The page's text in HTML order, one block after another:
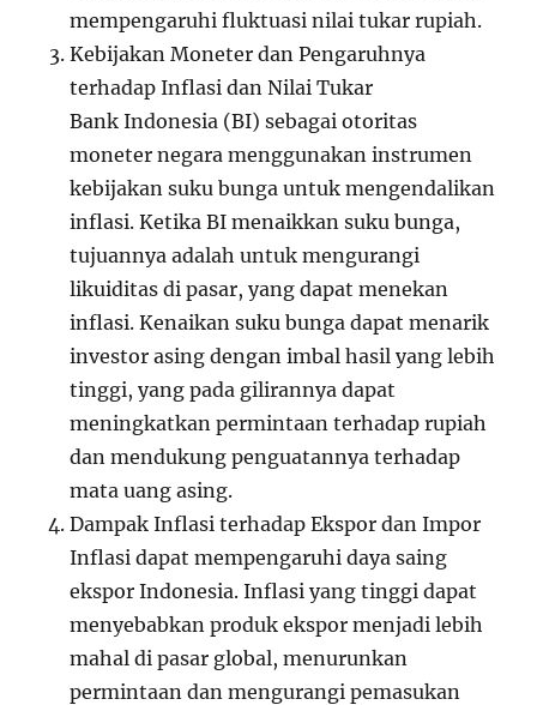
mempengaruhi fluktuasi nilai tukar rupiah.
Kebijakan Moneter dan Pengaruhnya
terhadap Inflasi dan Nilai Tukar
Bank Indonesia (BI) sebagai otoritas
moneter negara menggunakan instrumen
kebijakan suku bunga untuk mengendalikan
inflasi. Ketika BI menaikkan suku bunga,
tujuannya adalah untuk mengurangi
likuiditas di pasar, yang dapat menekan
inflasi. Kenaikan suku bunga dapat menarik
investor asing dengan imbal hasil yang lebih
tinggi, yang pada gilirannya dapat
meningkatkan permintaan terhadap rupiah
dan mendukung penguatannya terhadap
mata uang asing.
Dampak Inflasi terhadap Ekspor dan Impor
Inflasi dapat mempengaruhi daya saing
ekspor Indonesia. Inflasi yang tinggi dapat
menyebabkan produk ekspor menjadi lebih
mahal di pasar global, menurunkan
permintaan dan mengurangi pemasukan